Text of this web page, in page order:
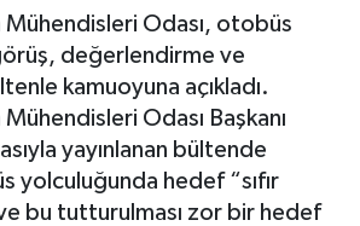
Odası, otobüs
değerlendirme ve
kamuoyuna açıkladı.
Odası Başkanı
yayınlanan bültende
yolculuğunda hedef “sıfır
bu tutturulması zor bir hedef